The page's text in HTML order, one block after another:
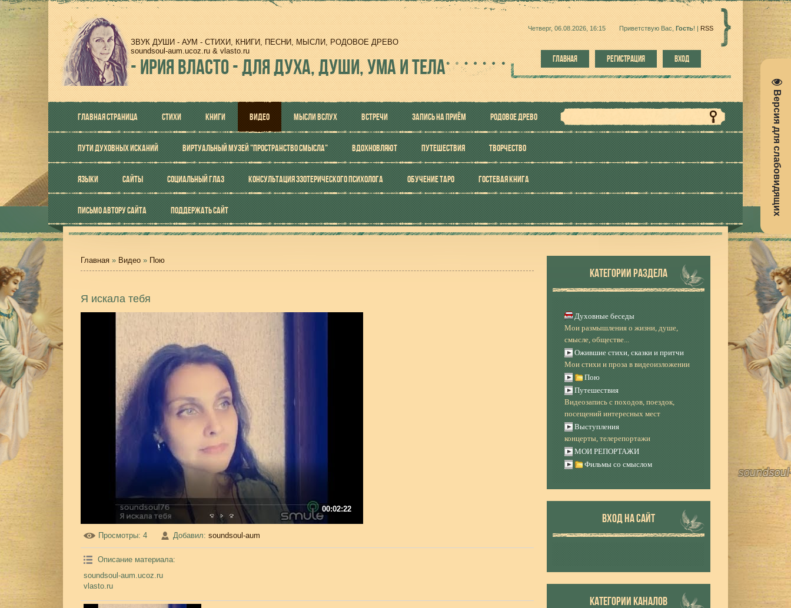
Версия для слабовидящих
ЗВУК ДУШИ - АУМ - СТИХИ, КНИГИ, ПЕСНИ, МЫСЛИ, РОДОВОЕ ДРЕВО
soundsoul-aum.ucoz.ru & vlasto.ru
-ИРИЯ ВЛАСТО - ДЛЯ ДУХА, ДУШИ, УМА И ТЕЛА
Четверг, 06.08.2026, 16:15 Приветствую Вас Гость! | RSS
ГЛАВНАЯ РЕГИСТРАЦИЯ ВХОД
ГЛАВНАЯ СТРАНИЦА СТИХИ КНИГИ ВИДЕО МЫСЛИ ВСЛУХ ВСТРЕЧИ ЗАПИСЬ НА ПРИЁМ РОДОВОЕ ДРЕВО
ПУТИ ДУХОВНЫХ ИСКАНИЙ ВИРТУАЛЬНЫЙ МУЗЕЙ "ПРОСТРАНСТВО СМЫСЛА" ВДОХНОВЛЯЮТ ПУТЕШЕСТВИЯ ТВОРЧЕСТВО
ЯЗЫКИ САЙТЫ СОЦИАЛЬНЫЙ ГЛАЗ КОНСУЛЬТАЦИЯ ЭЗОТЕРИЧЕСКОГО ПСИХОЛОГА ОБУЧЕНИЕ ТАРО ГОСТЕВАЯ КНИГА
ПИСЬМО АВТОРУ САЙТА ПОДДЕРЖАТЬ САЙТ
Главная » Видео » Пою
Я искала тебя
00:02:22
Просмотры: 4 Добавил: soundsoul-aum
Описание материала:
soundsoul-aum.ucoz.ru
vlasto.ru
КАТЕГОРИИ РАЗДЕЛА
Духовные беседы
Мои размышления о жизни, душе,
смысле, обществе...
Ожившие стихи, сказки и притчи
Мои стихи и проза в видеоизложении
Пою
Путешествия
Видеозапись с походов, поездок,
посещений интересных мест
Выступления
концерты, телерепортажи
МОИ РЕПОРТАЖИ
Фильмы со смыслом
ВХОД НА САЙТ
КАТЕГОРИИ КАНАЛОВ